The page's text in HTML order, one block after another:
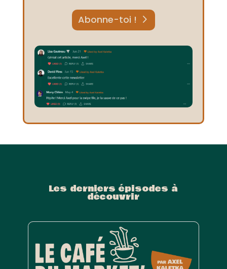
Abonne-toi !
Les derniers épisodes à
découvrir